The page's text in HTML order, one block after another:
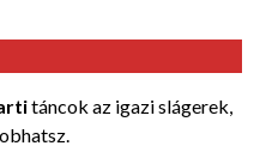
táncok az igazi slágerek,